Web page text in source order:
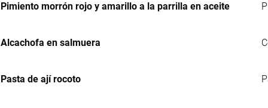
Pimiento morrón rojo y amarillo a la parrilla en aceite
Alcachofa en salmuera
Pasta de ají rocoto